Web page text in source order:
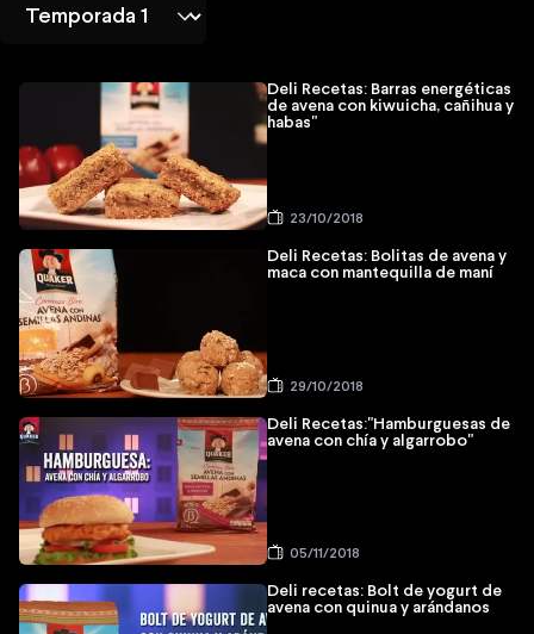
Deli Recetas: Barras energéticas
de avena con kiwuicha, cañihua y
habas"
23/10/2018
Deli Recetas: Bolitas de avena y
maca con mantequilla de maní
29/10/2018
Deli Recetas:"Hamburguesas de
avena con chía y algarrobo"
05/11/2018
Deli recetas: Bolt de yogurt de
avena con quinua y arándanos